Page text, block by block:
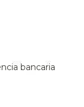
bancaria